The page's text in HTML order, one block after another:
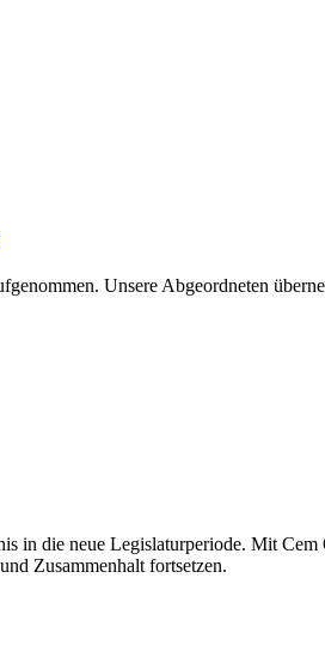
Unsere Abgeordneten
in die neue Legislaturperiode. Mit
Zusammenhalt fortsetzen.